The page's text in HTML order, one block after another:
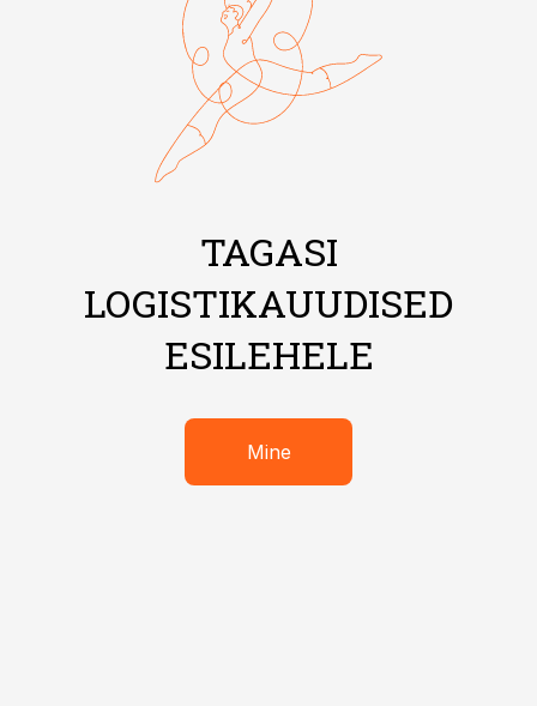
TAGASI
LOGISTIKAUUDISED
ESILEHELE
Mine